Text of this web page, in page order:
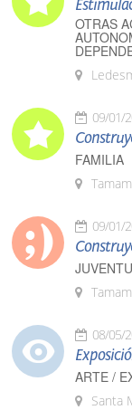
OTRAS
09/01/
FAMILIA
09/01/
08/05/
ARTE /
Santa